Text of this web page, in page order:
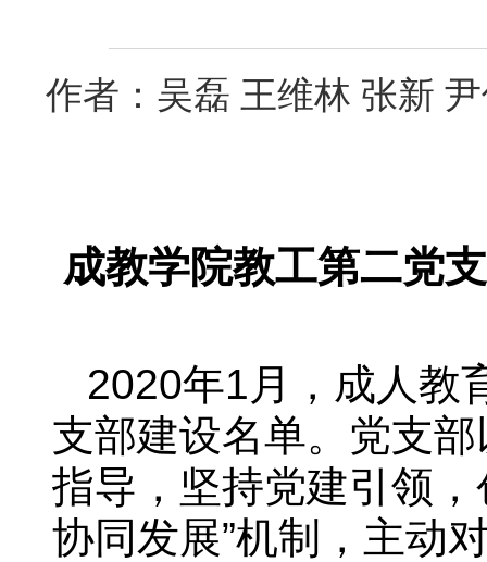
作者：吴磊 王维林 张新
成教学院教工第二党
2020年1月，成人教
支部建设名单。党支
指导，坚持党建引领
协同发展”机制，主动